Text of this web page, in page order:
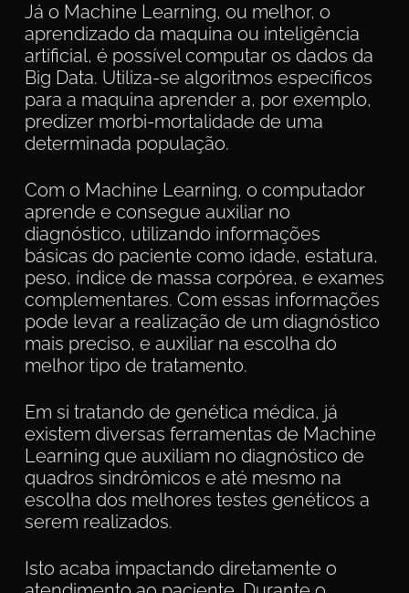
Já o Machine Learning, ou melhor, o
aprendizado da maquina ou inteligência
artificial, é possível computar os dados da
Big Data. Utiliza-se algoritmos específicos
para a maquina aprender a, por exemplo,
predizer morbi-mortalidade de uma
determinada população.
Com o Machine Learning, o computador
aprende e consegue auxiliar no
diagnóstico, utilizando informações
básicas do paciente como idade, estatura,
peso, índice de massa corpórea, e exames
complementares. Com essas informações
pode levar a realização de um diagnóstico
mais preciso, e auxiliar na escolha do
melhor tipo de tratamento.
Em si tratando de genética médica, já
existem diversas ferramentas de Machine
Learning que auxiliam no diagnóstico de
quadros sindrômicos e até mesmo na
escolha dos melhores testes genéticos a
serem realizados.
Isto acaba impactando diretamente o